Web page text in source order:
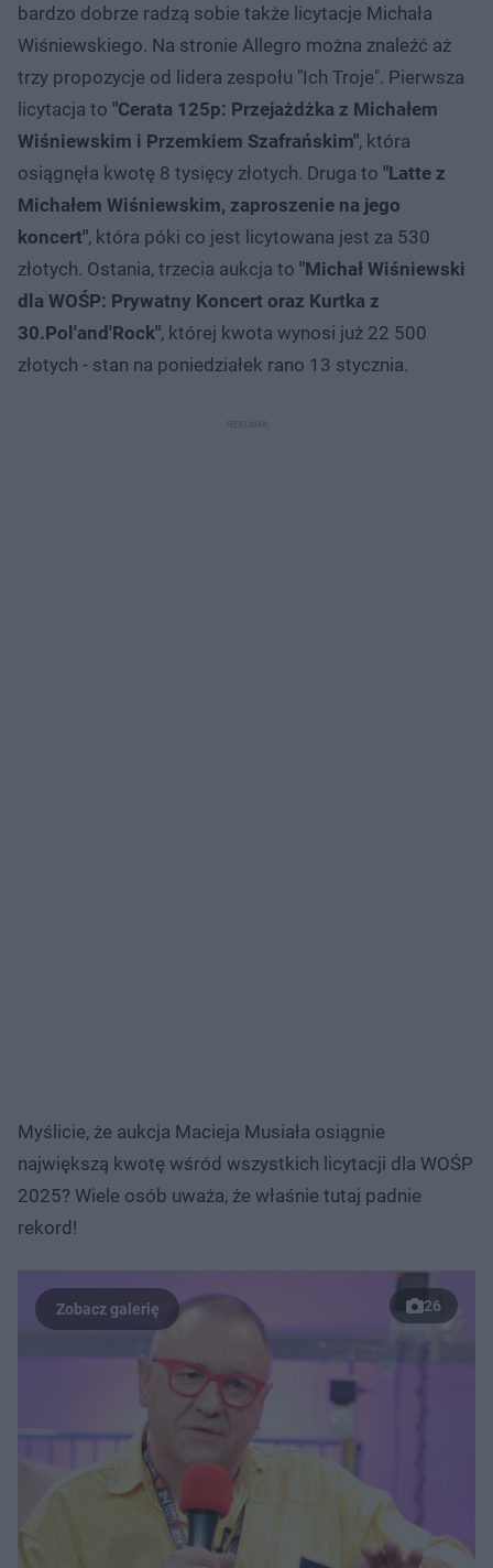
bardzo dobrze radzą sobie także licytacje Michała
Wiśniewskiego. Na stronie Allegro można znaleźć aż
trzy propozycje od lidera zespołu "Ich Troje". Pierwsza
licytacja to "Cerata 125p: Przejażdżka z Michałem
Wiśniewskim i Przemkiem Szafrańskim", która
osiągnęła kwotę 8 tysięcy złotych. Druga to "Latte z
Michałem Wiśniewskim, zaproszenie na jego
koncert", która póki co jest licytowana jest za 530
złotych. Ostania, trzecia aukcja to "Michał Wiśniewski
dla WOŚP: Prywatny Koncert oraz Kurtka z
30.Pol'and'Rock", której kwota wynosi już 22 500
złotych - stan na poniedziałek rano 13 stycznia.
Myślicie, że aukcja Macieja Musiała osiągnie
największą kwotę wśród wszystkich licytacji dla WOŚP
2025? Wiele osób uważa, że właśnie tutaj padnie
rekord!
26